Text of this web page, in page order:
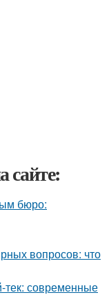
сайте:
бюро:
вопросов: что
тек: современные